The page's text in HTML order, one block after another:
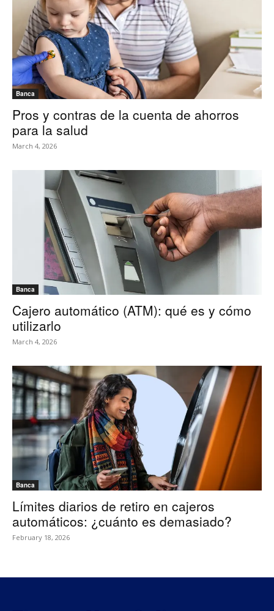
Banca
Pros y contras de la cuenta de ahorros
para la salud
March 4, 2026
Banca
Cajero automático (ATM): qué es y cómo
utilizarlo
March 4, 2026
Banca
Límites diarios de retiro en cajeros
automáticos: ¿cuánto es demasiado?
February 18, 2026